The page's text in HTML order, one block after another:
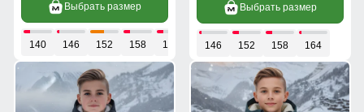
Выбрать размер
140 146 152 158 164
Выбрать размер
146 152 158 164